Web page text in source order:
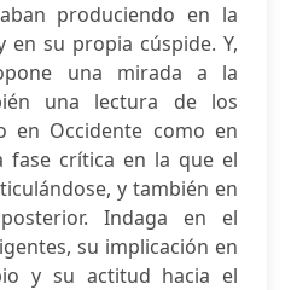
produciendo en la
en su propia cúspide. Y,
una mirada a la
una lectura de los
en Occidente como en
fase crítica en la que el
y también en
Indaga en el
su implicación en
y su actitud hacia el